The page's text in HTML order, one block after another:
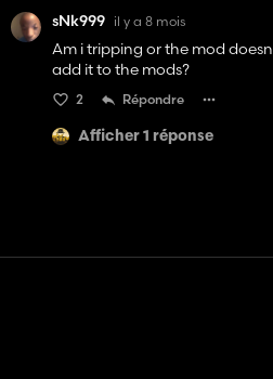
sNk999 il y a 8 mois
Am i tripping or the mod
add it to the mods?
2 Répondre
Afficher 1 réponse